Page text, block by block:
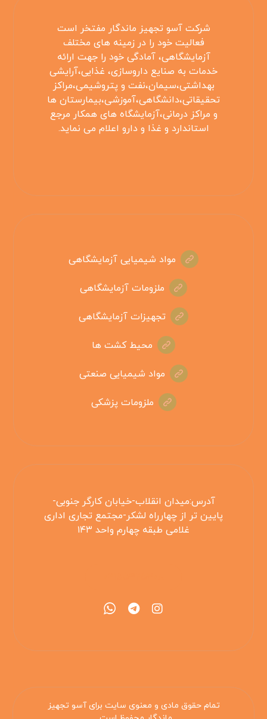
شرکت آسو تجهیز ماندگار مفتخر است
فعالیت خود را در زمینه های مختلف
آزمایشگاهی، آمادگی خود را جهت ارائه
خدمات به صنایع داروسازی، غذایی،آرایشی
بهداشتی،سیمان،نفت و پتروشیمی،مراکز
تحقیقاتی،دانشگاهی،آموزشی،بیمارستان ها
و مراکز درمانی،آزمایشگاه های همکار مرجع
استاندارد و غذا و دارو اعلام می نماید.
مواد شیمیایی آزمایشگاهی
ملزومات آزمایشگاهی
تجهیزات آزمایشگاهی
محیط کشت ها
مواد شیمیایی صنعتی
ملزومات پزشکی
آدرس:میدان انقلاب-خیابان کارگر جنوبی-
پایین تر از چهارراه لشکر-مجتمع تجاری اداری
غلامی طبقه چهارم واحد ۱۴۳
تمام حقوق مادی و معنوی سایت برای آسو تجهیز